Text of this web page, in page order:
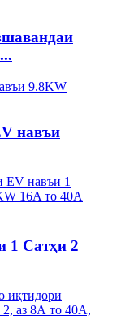
навъи
1 Сатҳи 2